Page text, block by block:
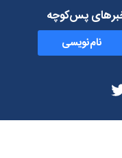
پس‌کوچه
نام‌نویسی